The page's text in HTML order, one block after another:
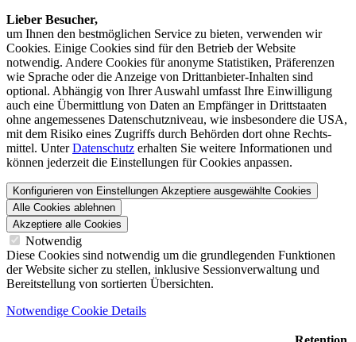
Lieber Besucher,
um Ihnen den best­möglichen Service zu bieten, verwenden wir
Cookies. Einige Cookies sind für den Betrieb der Website
notwendig. Andere Cookies für anonyme Statistiken, Präferenzen
wie Sprache oder die Anzeige von Dritt­anbieter-Inhalten sind
optional. Abhängig von Ihrer Auswahl umfasst Ihre Einwilligung
auch eine Übermittlung von Daten an Empfänger in Drittstaaten
ohne angemessenes Daten­schutz­niveau, wie insbesondere die USA,
mit dem Risiko eines Zugriffs durch Behörden dort ohne Rechts­
mittel. UnterDatenschutz erhalten Sie weitere Informationen und
können jederzeit die Einstellungen für Cookies anpassen.
Konfigurieren von Einstellungen Akzeptiere ausgewählte Cookies
Alle Cookies ablehnen
Akzeptiere alle Cookies
Notwendig
Diese Cookies sind notwendig um die grundlegenden Funktionen
der Website sicher zu stellen, inklusive Sessionverwaltung und
Bereitstellung von sortierten Übersichten.
Notwendige Cookie Details